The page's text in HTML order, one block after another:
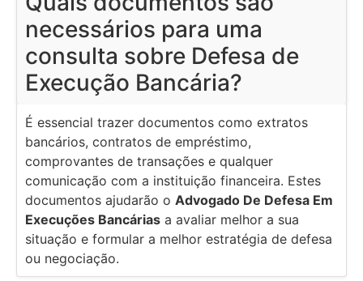
necessários para uma
consulta sobre Defesa de
Execução Bancária?
É essencial trazer documentos como extratos
bancários, contratos de empréstimo,
comprovantes de transações e qualquer
comunicação com a instituição financeira. Estes
documentos ajudarão o Advogado De Defesa Em
Execuções Bancárias a avaliar melhor a sua
situação e formular a melhor estratégia de defesa
ou negociação.